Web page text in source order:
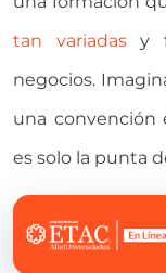
tan variadasy
negocios.
una convención
es solo la punta